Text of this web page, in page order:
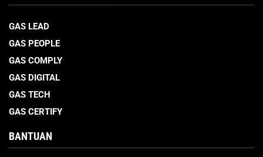
GAS LEAD
GAS PEOPLE
GAS COMPLY
GAS DIGITAL
GAS TECH
GAS CERTIFY
BANTUAN